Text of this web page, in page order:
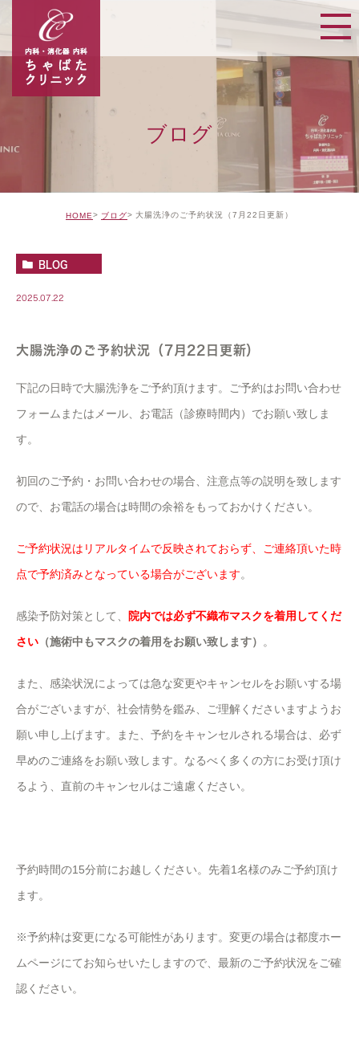
ブログ
HOME ブログ 大腸洗浄のご予約状況（7月22日更新）
BLOG
2025.07.22
大腸洗浄のご予約状況（7月22日更新）
下記の日時で大腸洗浄をご予約頂けます。ご予約はお問い合わせ
フォームまたはメール、お電話（診療時間内）でお願い致しま
す。
初回のご予約・お問い合わせの場合、注意点等の説明を致します
ので、お電話の場合は時間の余裕をもっておかけください。
ご予約状況はリアルタイムで反映されておらず、ご連絡頂いた時
点で予約済みとなっている場合がございます。
感染予防対策として、
院内では必ず不織布マスクを着用してくだ
さい （施術中もマスクの着用をお願い致します） 。
また、感染状況によっては急な変更やキャンセルをお願いする場
合がございますが、社会情勢を鑑み、ご理解くださいますようお
願い申し上げます。また、予約をキャンセルされる場合は、必ず
早めのご連絡をお願い致します。なるべく多くの方にお受け頂け
るよう、直前のキャンセルはご遠慮ください。
予約時間の15分前にお越しください。先着1名様のみご予約頂け
ます。
※予約枠は変更になる可能性があります。変更の場合は都度ホー
ムページにてお知らせいたしますので、最新のご予約状況をご確
認ください。